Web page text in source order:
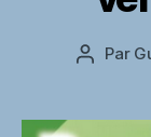
Auteur
Par